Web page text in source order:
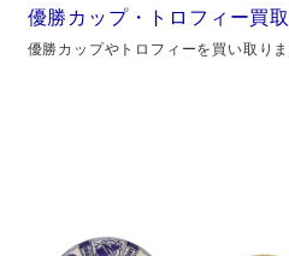
優勝カップ・トロフィー買取
優勝カップやトロフィーを買い取りま